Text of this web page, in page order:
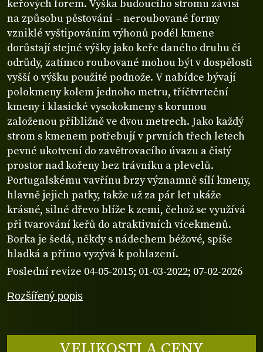
Rozšířený popis
keřových forem. Výška budoucího stromu závisí
na způsobu pěstování – neroubované formy
vzniklé vyštipováním výhonů podél kmene
dorůstají stejné výšky jako keře daného druhu či
odrůdy, zatímco roubované mohou být v dospělosti
vyšší o výšku použité podnože. V nabídce bývají
polokmeny kolem jednoho metru, tříčtvrteční
kmeny i klasické vysokokmeny s korunou
založenou přibližně ve dvou metrech. Jako každý
strom s kmenem potřebují v prvních třech letech
pevné ukotvení do zavětrovacího úvazu a čistý
prostor nad kořeny bez trávníku a plevelů.
Portugalskému vavřínu brzy významně sílí kmeny,
hlavně jejich patky, takže už za pár let ukáže
krásné, silné dřevo blíže k zemi, čehož se využívá
při tvarování keřů do atraktivních vícekmenů.
Borka je šedá, někdy s nádechem béžové, spíše
hladká a přímo vyzývá k pohlazení.
Poslední revize 04-05-2015; 01-03-2022; 07-02-2026